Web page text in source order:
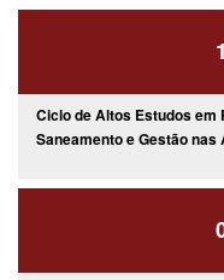
Ciclo de Altos Estudos em
Saneamento e Gestão